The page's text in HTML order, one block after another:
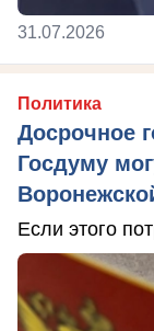
31.07.2026
Политика
Досрочное
Госдуму
Если этого